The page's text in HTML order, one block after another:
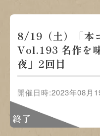
終了
8/19（土）「本
Vol.193 名作を
夜」2回目
開催日時:2023年08月